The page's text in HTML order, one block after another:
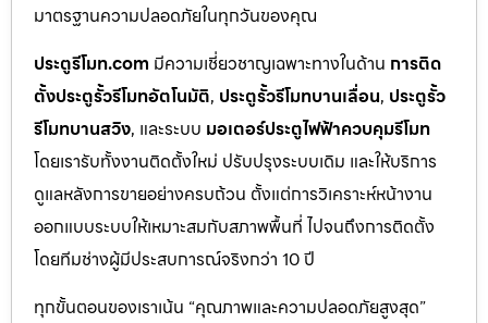
มาตรฐานความปลอดภัยในทุกวันของคุณ
ประตูรีโมท.com มีความเชี่ยวชาญเฉพาะทางในด้าน การติด
ตั้งประตูรั้วรีโมทอัตโนมัติ, ประตูรั้วรีโมทบานเลื่อน, ประตูรั้ว
รีโมทบานสวิง, และระบบ มอเตอร์ประตูไฟฟ้าควบคุมรีโมท
โดยเรารับทั้งงานติดตั้งใหม่ ปรับปรุงระบบเดิม และให้บริการ
ดูแลหลังการขายอย่างครบถ้วน ตั้งแต่การวิเคราะห์หน้างาน
ออกแบบระบบให้เหมาะสมกับสภาพพื้นที่ ไปจนถึงการติดตั้ง
โดยทีมช่างผู้มีประสบการณ์จริงกว่า 10 ปี
ทุกขั้นตอนของเราเน้น “คุณภาพและความปลอดภัยสูงสุด”